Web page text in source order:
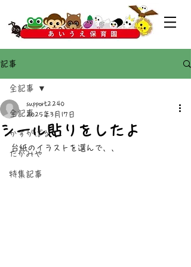
記事
全記事
かすがばる
たかみや
特集記事
全記事
シール貼りをしたよ
support2240
2025年3月17日
台紙のイラストを選んで、、